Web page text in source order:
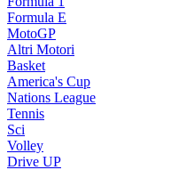
Formula E
MotoGP
Altri Motori
Basket
America's Cup
Nations League
Tennis
Sci
Volley
Drive UP